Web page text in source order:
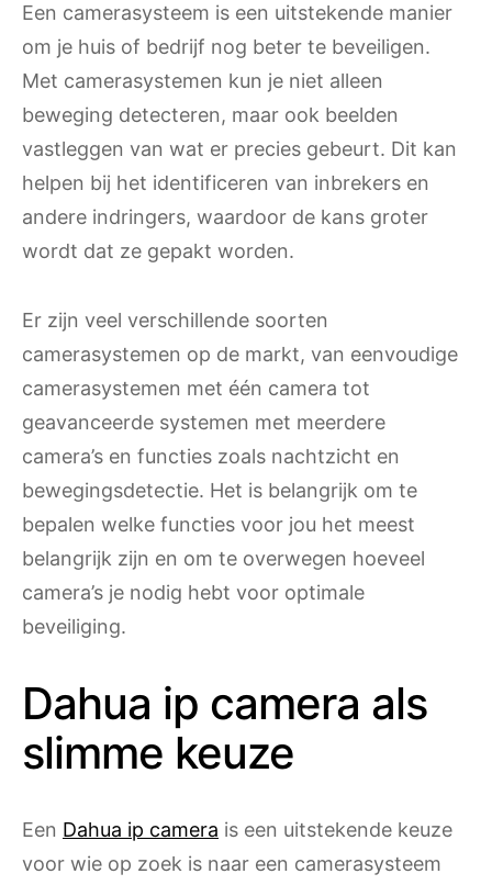
Een camerasysteem is een uitstekende manier
om je huis of bedrijf nog beter te beveiligen.
Met camerasystemen kun je niet alleen
beweging detecteren, maar ook beelden
vastleggen van wat er precies gebeurt. Dit kan
helpen bij het identificeren van inbrekers en
andere indringers, waardoor de kans groter
wordt dat ze gepakt worden.
Er zijn veel verschillende soorten
camerasystemen op de markt, van eenvoudige
camerasystemen met één camera tot
geavanceerde systemen met meerdere
camera’s en functies zoals nachtzicht en
bewegingsdetectie. Het is belangrijk om te
bepalen welke functies voor jou het meest
belangrijk zijn en om te overwegen hoeveel
camera’s je nodig hebt voor optimale
beveiliging.
Dahua ip camera als
slimme keuze
Een Dahua ip camera is een uitstekende keuze
voor wie op zoek is naar een camerasysteem